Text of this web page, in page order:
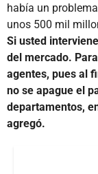
había un
unos 500 mil
Si usted
del mercado.
agentes, pues al
no se apague el
departamentos,
agregó.